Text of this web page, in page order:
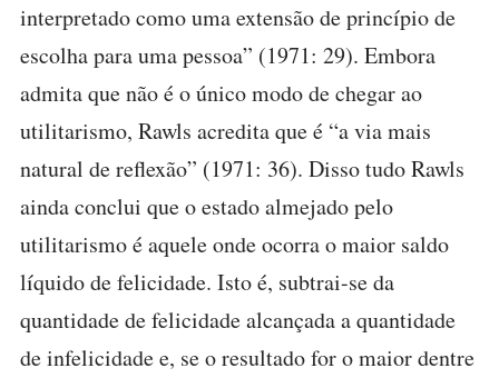
interpretado como uma extensão de princípio de
escolha para uma pessoa” (1971: 29). Embora
admita que não é o único modo de chegar ao
utilitarismo, Rawls acredita que é “a via mais
natural de reflexão” (1971: 36). Disso tudo Rawls
ainda conclui que o estado almejado pelo
utilitarismo é aquele onde ocorra o maior saldo
líquido de felicidade. Isto é, subtrai-se da
quantidade de felicidade alcançada a quantidade
de infelicidade e, se o resultado for o maior dentre